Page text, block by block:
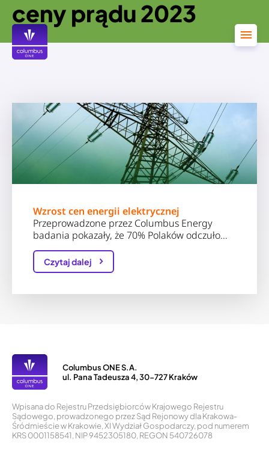
treści
ceny prądu 2023
Wzrost cen energii elektrycznej
Przeprowadzone przez Columbus Energy
badania pokazały, że 70% Polaków odczuło…
Czytaj dalej
Columbus ONE S.A.
ul. Pana Tadeusza 4, 30-727 Kraków
Wpisana do Rejestru Przedsiębiorców Krajowego Rejestru
Sądowego, prowadzonego przez Sąd Rejonowy dla Krakowa-
Śródmieście w Krakowie, XI Wydział Gospodarczy, pod numerem
KRS 0001158541, NIP 9452305180, REGON 540726078